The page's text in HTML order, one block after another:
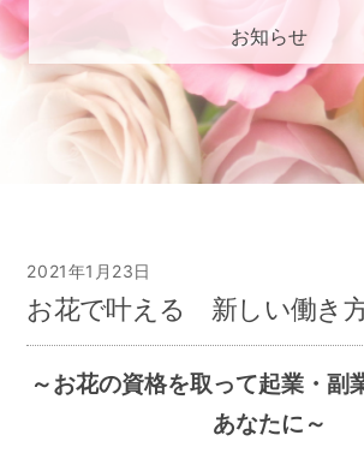
お知らせ
2021年1月23日
お花で叶える 新しい働き
～お花の資格を取って起業・副
あなたに～